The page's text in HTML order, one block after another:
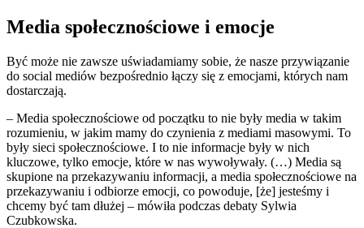
Media społecznościowe i emocje
Być może nie zawsze uświadamiamy sobie, że nasze przywiązanie
do social mediów bezpośrednio łączy się z emocjami, których nam
dostarczają.
– Media społecznościowe od początku to nie były media w takim
rozumieniu, w jakim mamy do czynienia z mediami masowymi. To
były sieci społecznościowe. I to nie informacje były w nich
kluczowe, tylko emocje, które w nas wywoływały. (…) Media są
skupione na przekazywaniu informacji, a media społecznościowe na
przekazywaniu i odbiorze emocji, co powoduje, [że] jesteśmy i
chcemy być tam dłużej – mówiła podczas debaty Sylwia
Czubkowska.